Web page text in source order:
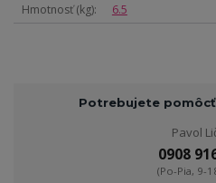
Hmotnosť (kg)
6.5
Potrebujete
Pavol
0908
(Po-Pia, 9-